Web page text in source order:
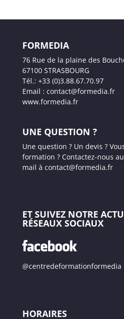
FORMEDIA
76 Rue de la plaine des
67100 STRASBOURG
Tél.: +33 (0)3.88.67.70.97
Email : contact@formedia.fr
www.formedia.fr
UNE QUESTION ?
Une question ? Un devis ?
formation ? Contactez-nous
mail à contact@formedia.fr
ET SUIVEZ NOTRE
RÉSEAUX SOCIAUX
@centredeformationformedia
HORAIRES